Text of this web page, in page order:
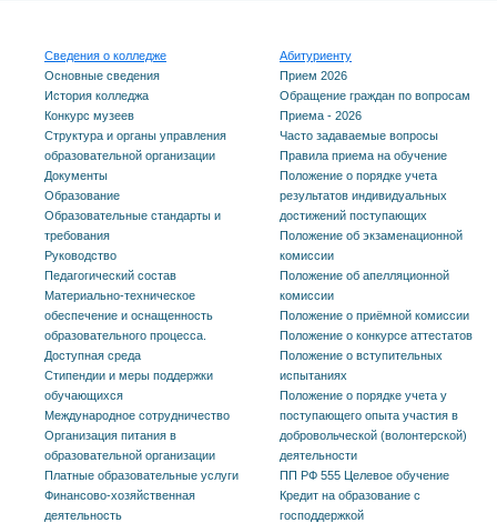
Сведения о колледже
Основные сведения
История колледжа
Конкурс музеев
Структура и органы управления
образовательной организации
Документы
Образование
Образовательные стандарты и
требования
Руководство
Педагогический состав
Материально-техническое
обеспечение и оснащенность
образовательного процесса.
Доступная среда
Стипендии и меры поддержки
обучающихся
Международное сотрудничество
Организация питания в
образовательной организации
Платные образовательные услуги
Финансово-хозяйственная
деятельность
Абитуриенту
Прием 2026
Обращение граждан по вопросам
Приема - 2026
Часто задаваемые вопросы
Правила приема на обучение
Положение о порядке учета
результатов индивидуальных
достижений поступающих
Положение об экзаменационной
комиссии
Положение об апелляционной
комиссии
Положение о приёмной комиссии
Положение о конкурсе аттестатов
Положение о вступительных
испытаниях
Положение о порядке учета у
поступающего опыта участия в
добровольческой (волонтерской)
деятельности
ПП РФ 555 Целевое обучение
Кредит на образование с
господдержкой